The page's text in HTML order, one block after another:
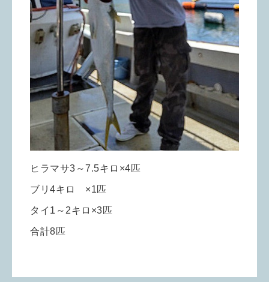
ヒラマサ3～7.5キロ×4匹
ブリ4キロ ×1匹
タイ1～2キロ×3匹
合計8匹